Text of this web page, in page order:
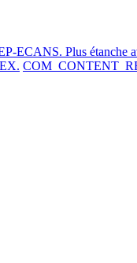
ECANS. Plus